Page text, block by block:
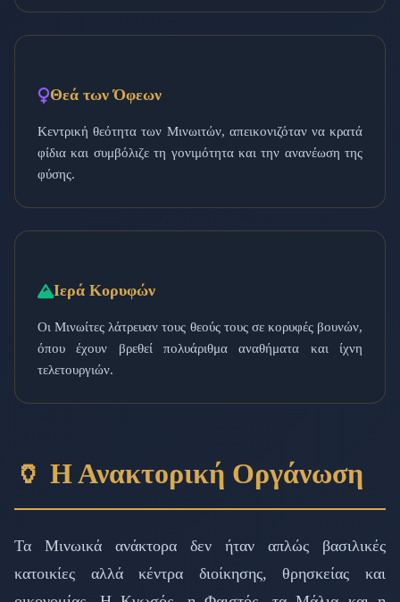
Θεά των Όφεων
Κεντρική θεότητα των Μινωιτών, απεικονιζόταν να κρατά
φίδια και συμβόλιζε τη γονιμότητα και την ανανέωση της
φύσης.
Ιερά Κορυφών
Οι Μινωίτες λάτρευαν τους θεούς τους σε κορυφές βουνών,
όπου έχουν βρεθεί πολυάριθμα αναθήματα και ίχνη
τελετουργιών.
🏺 Η Ανακτορική Οργάνωση
Τα Μινωικά ανάκτορα δεν ήταν απλώς βασιλικές
κατοικίες αλλά κέντρα διοίκησης, θρησκείας και